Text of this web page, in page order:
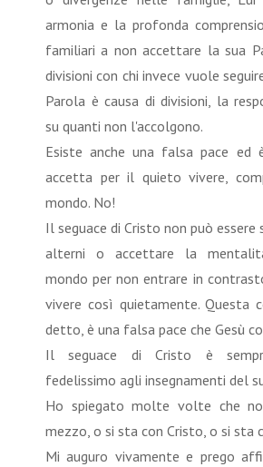
armonia e la profonda
familiari a non accettare la sua
divisioni con chi invece vuole
Parola è causa di divisioni, la
su quanti non l'accolgono.
Esiste anche una falsa pace ed
accetta per il quieto vivere,
mondo. No!
Il seguace di Cristo non può essere
alterni o accettare la
mondo per non entrare in
vivere così quietamente. Questa
detto, è una falsa pace che Gesù
Il seguace di Cristo è
fedelissimo agli insegnamenti del
Ho spiegato molte volte che
mezzo, o si sta con Cristo, o si sta
Mi auguro vivamente e prego